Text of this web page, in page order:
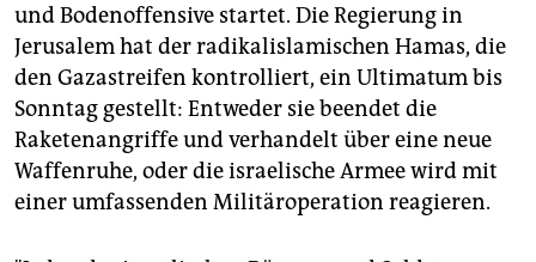
und Bodenoffensive startet. Die Regierung in
Jerusalem hat der radikalislamischen Hamas, die
den Gazastreifen kontrolliert, ein Ultimatum bis
Sonntag gestellt: Entweder sie beendet die
Raketenangriffe und verhandelt über eine neue
Waffenruhe, oder die israelische Armee wird mit
einer umfassenden Militäroperation reagieren.